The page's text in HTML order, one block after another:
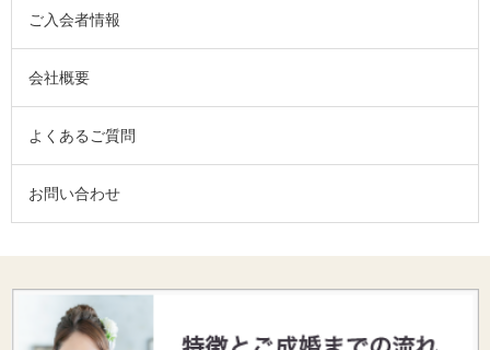
ご入会者情報
会社概要
よくあるご質問
お問い合わせ